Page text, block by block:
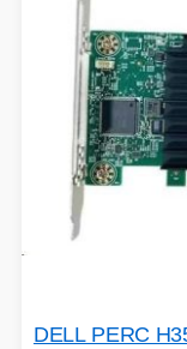
DELL PERC